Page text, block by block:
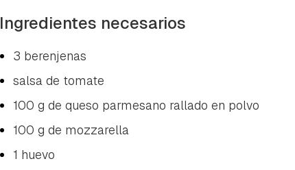
Ingredientes necesarios
3 berenjenas
salsa de tomate
100 g de queso parmesano rallado en polvo
100 g de mozzarella
1 huevo